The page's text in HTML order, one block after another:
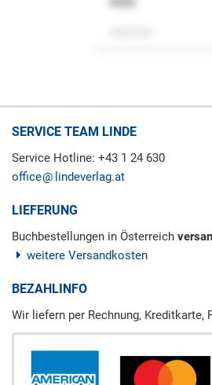
SERVICE TEAM LINDE
Service Hotline: +43 1 24 630
office
lindeverlag.at
LIEFERUNG
Buchbestellungen in Österreich
weitere Versandkosten
BEZAHLINFO
Wir liefern per Rechnung, Kreditkarte,